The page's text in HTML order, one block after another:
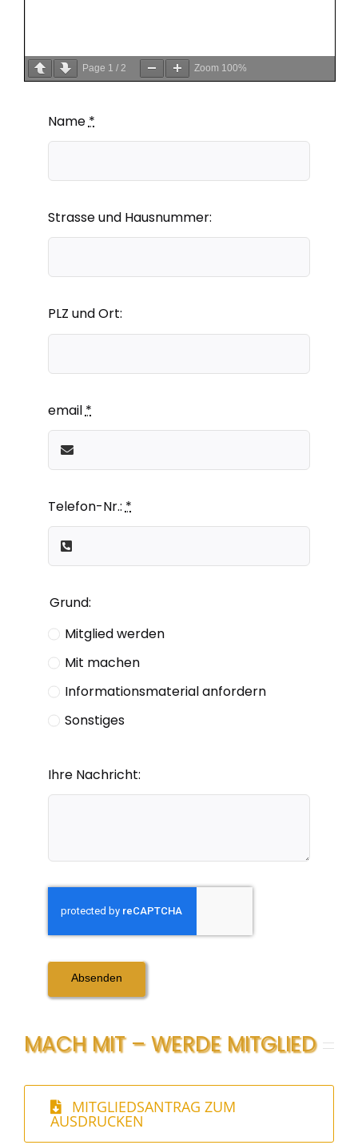
Page 1 / 2 Zoom 100%
Name *
Strasse und Hausnummer:
PLZ und Ort:
email*
Telefon-Nr.:*
Grund:
Mitglied werden
Mit machen
Informationsmaterial anfordern
Sonstiges
Ihre Nachricht:
Absenden
MACH MIT – WERDE MITGLIED
MITGLIEDSANTRAG ZUM
AUSDRUCKEN